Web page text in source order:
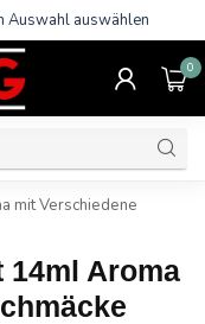
Auswahl auswählen
0
mit Verschiedene
Aroma